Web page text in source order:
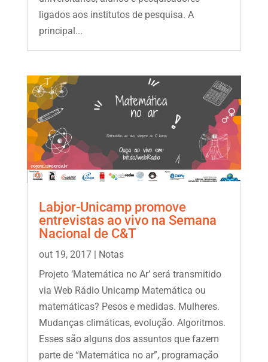
ligados aos institutos de pesquisa. A
principal...
Labjor-Unicamp promove
entrevistas ao vivo na Semana
Nacional de C&T
out 19, 2017|
Notas
Projeto ‘Matemática no Ar’ será transmitido
via Web Rádio Unicamp Matemática ou
matemáticas? Pesos e medidas. Mulheres.
Mudanças climáticas, evolução. Algoritmos.
Esses são alguns dos assuntos que fazem
parte de “Matemática no ar”, programação